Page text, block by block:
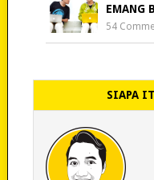
EMANG
54
SIAPA